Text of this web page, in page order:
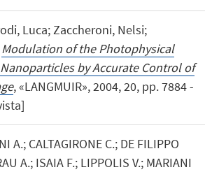
Luca; Zaccheroni, Nelsi;
Modulation of the Photophysical
by Accurate Control of
, «LANGMUIR», 2004, 20, pp. 7884 -
A.; CALTAGIRONE C.; DE FILIPPO
A.; ISAIA F.; LIPPOLIS V.; MARIANI